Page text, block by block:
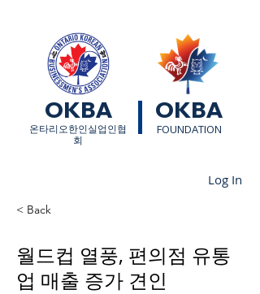
OKBA OKBA
​온타리오한인실업인협
회
FOUNDATION
Log In
< Back
월드컵 열풍, 편의점 유통
업 매출 증가 견인